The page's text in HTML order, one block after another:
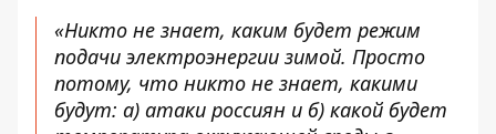
«Никто не знает, каким будет режим
подачи электроэнергии зимой. Просто
потому, что никто не знает, какими
будут: а) атаки россиян и б) какой будет